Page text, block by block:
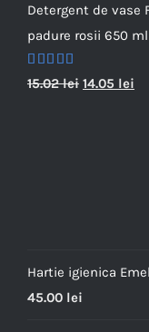
Detergent de vase
padure rosii 650 ml
Evaluat la
5.00din 5
15.02lei 14.05 lei
Hartie igienica
45.00 lei